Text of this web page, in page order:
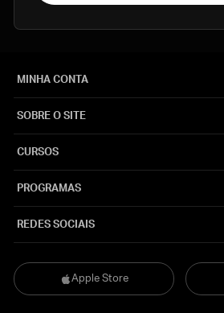
Apple Store
MINHA CONTA
SOBRE O SITE
CURSOS
PROGRAMAS
REDES SOCIAIS